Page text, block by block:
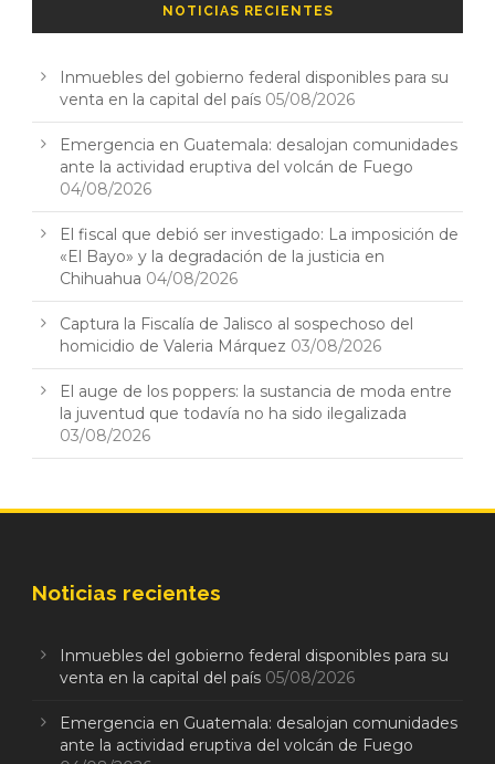
NOTICIAS RECIENTES
Inmuebles del gobierno federal disponibles para su
venta en la capital del país 05/08/2026
Emergencia en Guatemala: desalojan comunidades
ante la actividad eruptiva del volcán de Fuego
04/08/2026
El fiscal que debió ser investigado: La imposición de
«El Bayo» y la degradación de la justicia en
Chihuahua 04/08/2026
Captura la Fiscalía de Jalisco al sospechoso del
homicidio de Valeria Márquez 03/08/2026
El auge de los poppers: la sustancia de moda entre
la juventud que todavía no ha sido ilegalizada
03/08/2026
Noticias recientes
Inmuebles del gobierno federal disponibles para su
venta en la capital del país 05/08/2026
Emergencia en Guatemala: desalojan comunidades
ante la actividad eruptiva del volcán de Fuego